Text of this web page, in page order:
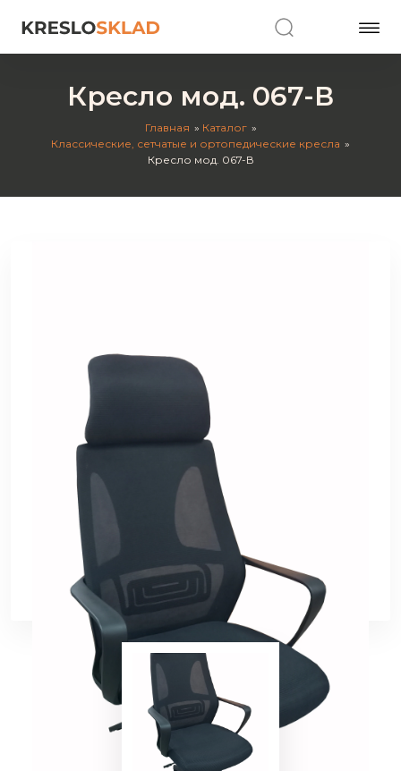
Кресло мод. 067-В
Главная
Каталог
Классические, сетчатые и ортопедические кресла
Кресло мод. 067-В